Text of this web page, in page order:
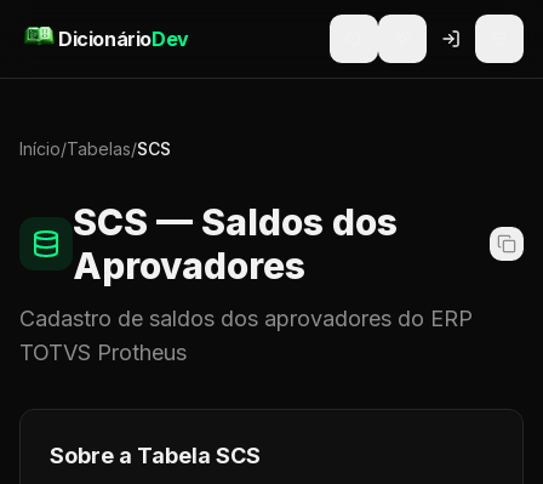
DicionárioDev
Início/Tabelas/SCS
SCS — Saldos dos
Aprovadores
Cadastro de saldos dos aprovadores do ERP
TOTVS Protheus
Sobre a Tabela SCS